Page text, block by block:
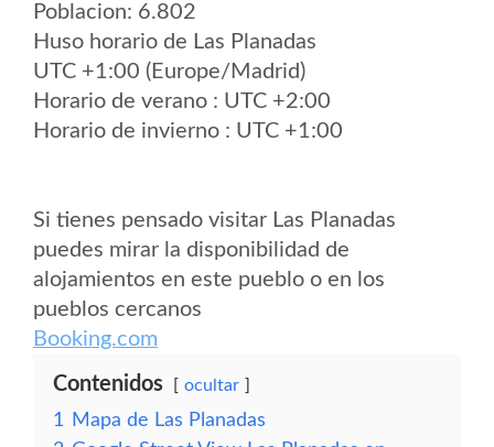
Poblacion: 6.802
Huso horario de Las Planadas
UTC +1:00 (Europe/Madrid)
Horario de verano : UTC +2:00
Horario de invierno : UTC +1:00
Si tienes pensado visitar Las Planadas
puedes mirar la disponibilidad de
alojamientos en este pueblo o en los
pueblos cercanos
Booking.com
Contenidos ocultar
1
Mapa de Las Planadas